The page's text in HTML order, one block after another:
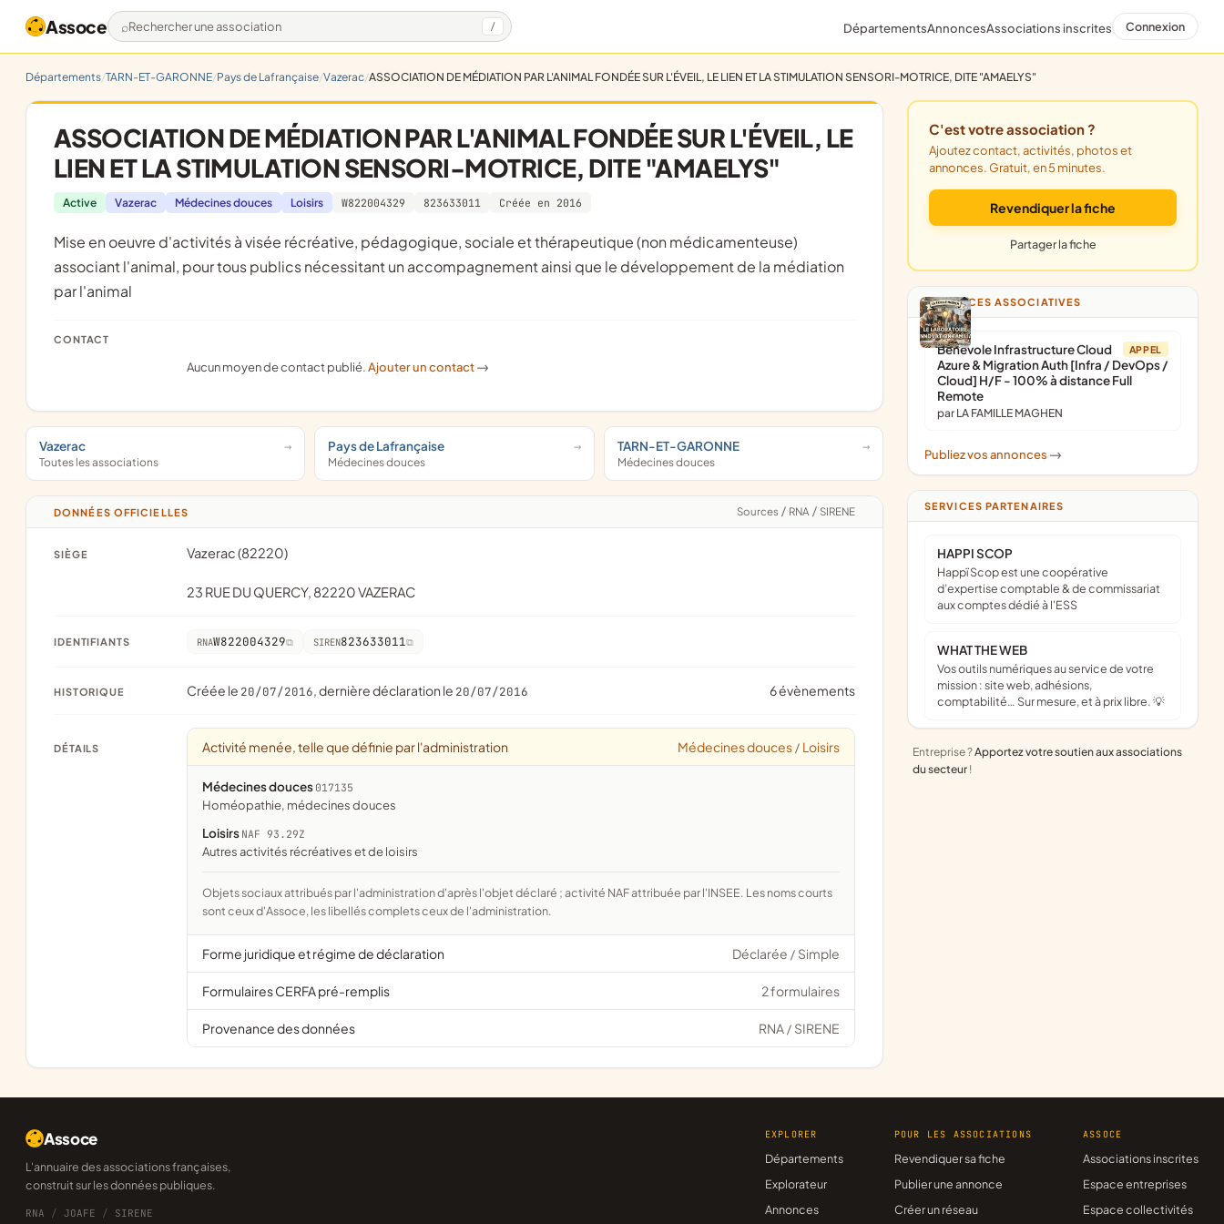
Assoce Rechercher une association / DépartementsAnnoncesAssociations inscrites Connexion
Départements TARN-ET-GARONNE Pays de Lafrançaise Vazerac ASSOCIATION DE MÉDIATION PAR L'ANIMAL FONDÉE SUR L'ÉVEIL, LE LIEN ET LA STIMULATION SENSORI-MOTRICE, DITE "AMAELYS"
ASSOCIATION DE MÉDIATION PAR L'ANIMAL FONDÉE SUR L'ÉVEIL, LE
LIEN ET LA STIMULATION SENSORI-MOTRICE, DITE "AMAELYS"
Active Vazerac Médecines douces Loisirs W822004329 823633011 Créée en 2016
mise en oeuvre d'activités à visée récréative, pédagogique, sociale et thérapeutique (non médicamenteuse)
associant l'animal, pour tous publics nécessitant un accompagnement ainsi que le développement de la médiation
par l'animal
CONTACT
Aucun moyen de contact publié.Ajouter un contact ->
Vazerac
Toutes les associations
Pays de Lafrançaise
Médecines douces
TARN-ET-GARONNE
Médecines douces
DONNÉES OFFICIELLES Sources / RNA / SIRENE
SIÈGE Vazerac (82220)
23 RUE DU QUERCY, 82220 VAZERAC
IDENTIFIANTS RNAW822004329 SIREN823633011
HISTORIQUE Créée le 20/07/2016, dernière déclaration le 20/07/2016 6 évènements
DÉTAILS Activité menée, telle que définie par l'administration Médecines douces / Loisirs
Médecines douces 017135
homéopathie, médecines douces
Loisirs NAF 93.29Z
Autres activités récréatives et de loisirs
Objets sociaux attribués par l'administration d'après l'objet déclaré ; activité NAF attribuée par l'INSEE. Les noms courts
sont ceux d'Assoce, les libellés complets ceux de l'administration.
Forme juridique et régime de déclaration Déclarée / Simple
Formulaires CERFA pré-remplis 2 formulaires
Provenance des données RNA / SIRENE
C'est votre association ?
Ajoutez contact, activités, photos et
annonces. Gratuit, en 5 minutes.
Revendiquer la fiche
Partager la fiche
ANNONCES ASSOCIATIVES
APPEL
Bénévole Infrastructure Cloud
Azure & Migration Auth [Infra / DevOps /
Cloud] H/F - 100% à distance Full
Remote
par LA FAMILLE MAGHEN
Publiez vos annonces ->
SERVICES PARTENAIRES
HAPPI SCOP
Happï Scop est une coopérative
d’expertise comptable & de commissariat
aux comptes dédié à l'ESS
WHAT THE WEB
Vos outils numériques au service de votre
mission : site web, adhésions,
comptabilité… Sur mesure, et à prix libre. 💡
Entreprise ?Apportez votre soutien aux associations
du secteur !
Assoce
L'annuaire des associations françaises,
construit sur les données publiques.
RNA / JOAFE / SIRENE
EXPLORER
Départements
Explorateur
Annonces
POUR LES ASSOCIATIONS
Revendiquer sa fiche
Publier une annonce
Créer un réseau
ASSOCE
Associations inscrites
Espace entreprises
Espace collectivités